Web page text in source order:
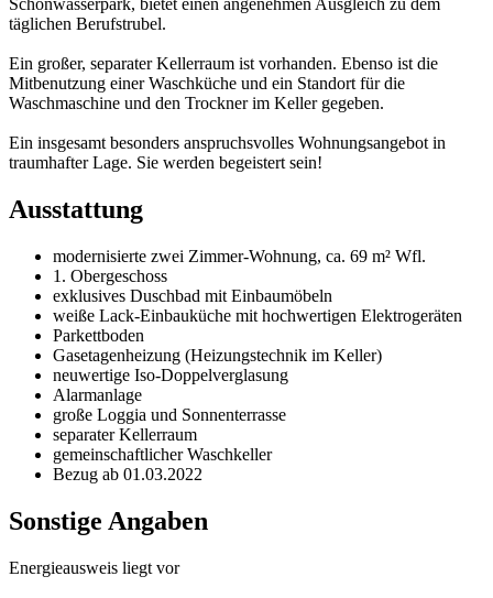
Schönwasserpark, bietet einen angenehmen Ausgleich zu dem
täglichen Berufstrubel.
Ein großer, separater Kellerraum ist vorhanden. Ebenso ist die
Mitbenutzung einer Waschküche und ein Standort für die
Waschmaschine und den Trockner im Keller gegeben.
Ein insgesamt besonders anspruchsvolles Wohnungsangebot in
traumhafter Lage. Sie werden begeistert sein!
Ausstattung
modernisierte zwei Zimmer-Wohnung, ca. 69 m² Wfl.
1. Obergeschoss
exklusives Duschbad mit Einbaumöbeln
weiße Lack-Einbauküche mit hochwertigen Elektrogeräten
Parkettboden
Gasetagenheizung (Heizungstechnik im Keller)
neuwertige Iso-Doppelverglasung
Alarmanlage
große Loggia und Sonnenterrasse
separater Kellerraum
gemeinschaftlicher Waschkeller
Bezug ab 01.03.2022
Sonstige Angaben
Energieausweis liegt vor